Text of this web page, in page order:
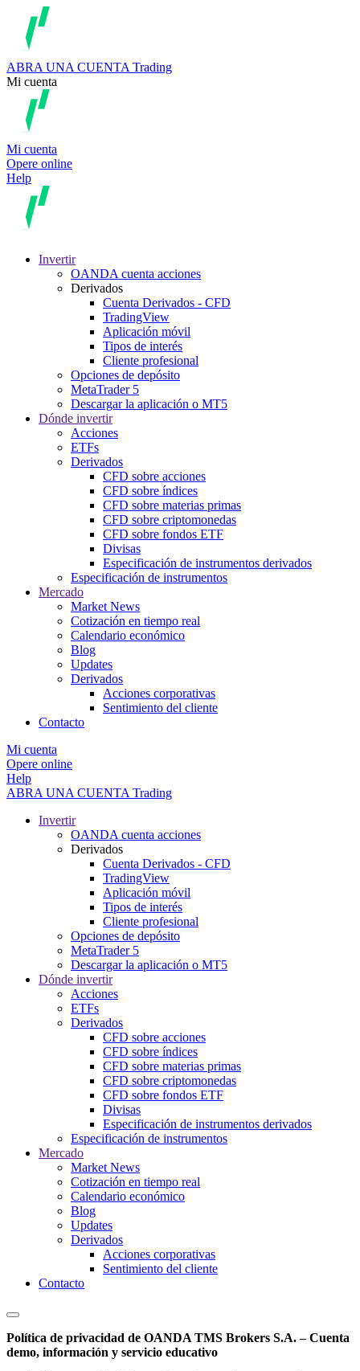
ABRA UNA CUENTA Trading
Mi cuenta
Mi cuenta
Opere online
Help
Invertir
OANDA cuenta acciones
Derivados
Cuenta Derivados - CFD
TradingView
Aplicación móvil
Tipos de interés
Cliente profesional
Opciones de depósito
MetaTrader 5
Descargar la aplicación o MT5
Dónde invertir
Acciones
ETFs
Derivados
CFD sobre acciones
CFD sobre índices
CFD sobre materias primas
CFD sobre criptomonedas
CFD sobre fondos ETF
Divisas
Especificación de instrumentos derivados
Especificación de instrumentos
Mercado
Market News
Cotización en tiempo real
Calendario económico
Blog
Updates
Derivados
Acciones corporativas
Sentimiento del cliente
Contacto
Mi cuenta
Opere online
Help
ABRA UNA CUENTA Trading
Invertir
OANDA cuenta acciones
Derivados
Cuenta Derivados - CFD
TradingView
Aplicación móvil
Tipos de interés
Cliente profesional
Opciones de depósito
MetaTrader 5
Descargar la aplicación o MT5
Dónde invertir
Acciones
ETFs
Derivados
CFD sobre acciones
CFD sobre índices
CFD sobre materias primas
CFD sobre criptomonedas
CFD sobre fondos ETF
Divisas
Especificación de instrumentos derivados
Especificación de instrumentos
Mercado
Market News
Cotización en tiempo real
Calendario económico
Blog
Updates
Derivados
Acciones corporativas
Sentimiento del cliente
Contacto
Política de privacidad de OANDA TMS Brokers S.A. – Cuenta
demo, información y servicio educativo